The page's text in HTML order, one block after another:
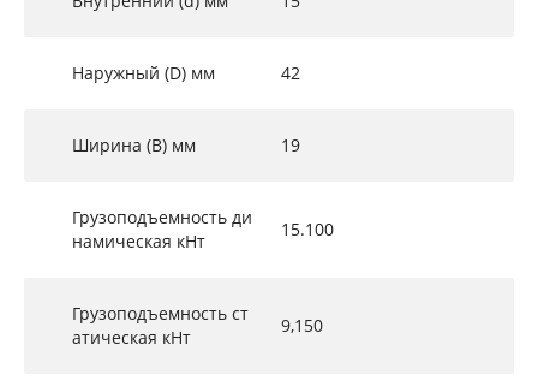
Наружный (D) мм 42
Ширина (B) мм 19
Грузоподъемность ди
намическая кНт
15.100
Грузоподъемность ст
атическая кНт
9,150